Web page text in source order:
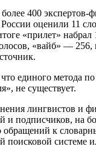
400 экспертов-
оценили 11
«прилет» набрал
«вайб» —
единого метода
не существует.
лингвистов и
и подписчиков, на
обращений к
поисковой системе